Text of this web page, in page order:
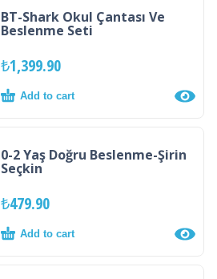
BT-Shark Okul Çantası Ve
Beslenme Seti
₺1,399.90
Add to cart
0-2 Yaş Doğru Beslenme-Şirin
Seçkin
₺479.90
Add to cart